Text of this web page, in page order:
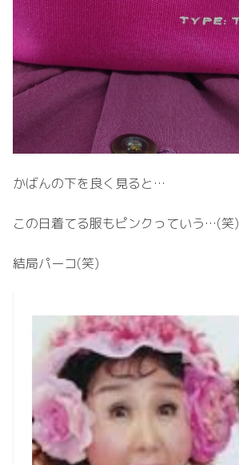
かばんの下を良く見ると…
この日着てる服もピンクっていう…(笑)
結局パーコ(笑)